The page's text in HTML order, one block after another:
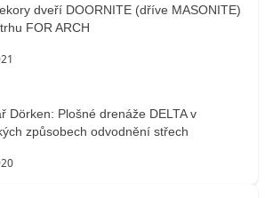
dveří DOORNITE (dříve MASONITE)
FOR ARCH
Dörken: Plošné drenáže DELTA v
způsobech odvodnění střech